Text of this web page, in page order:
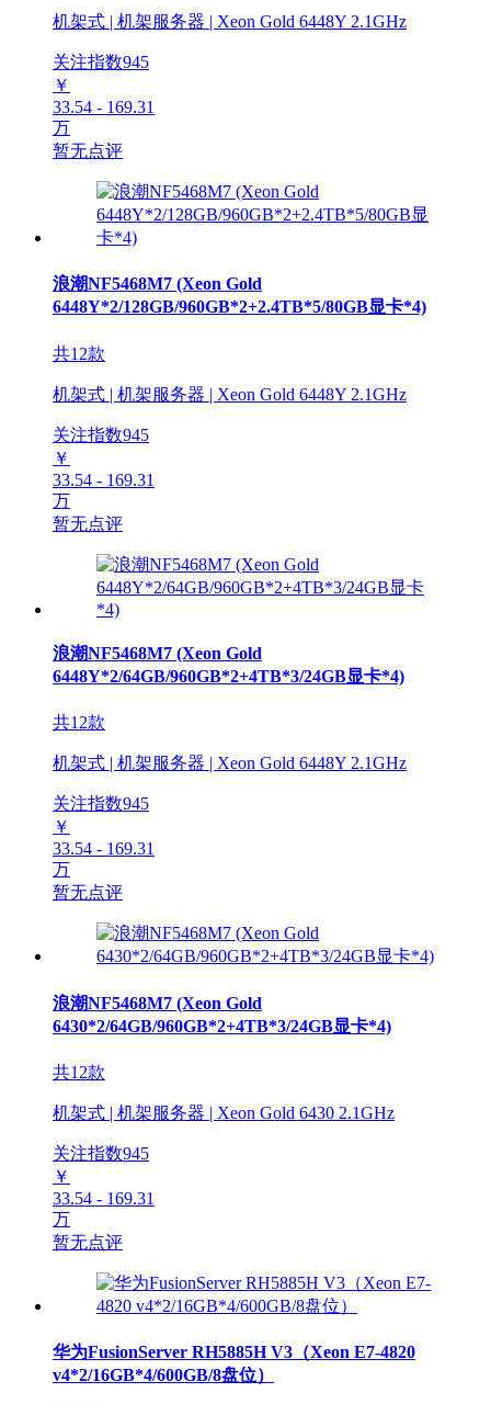
机架式 | 机架服务器 | Xeon Gold 6448Y 2.1GHz
关注指数945
￥
33.54 - 169.31
万
暂无点评
浪潮NF5468M7 (Xeon Gold
6448Y*2/128GB/960GB*2+2.4TB*5/80GB显卡*4)
共12款
机架式 | 机架服务器 | Xeon Gold 6448Y 2.1GHz
关注指数945
￥
33.54 - 169.31
万
暂无点评
浪潮NF5468M7 (Xeon Gold
6448Y*2/64GB/960GB*2+4TB*3/24GB显卡*4)
共12款
机架式 | 机架服务器 | Xeon Gold 6448Y 2.1GHz
关注指数945
￥
33.54 - 169.31
万
暂无点评
浪潮NF5468M7 (Xeon Gold
6430*2/64GB/960GB*2+4TB*3/24GB显卡*4)
共12款
机架式 | 机架服务器 | Xeon Gold 6430 2.1GHz
关注指数945
￥
33.54 - 169.31
万
暂无点评
华为FusionServer RH5885H V3（Xeon E7-4820
v4*2/16GB*4/600GB/8盘位）